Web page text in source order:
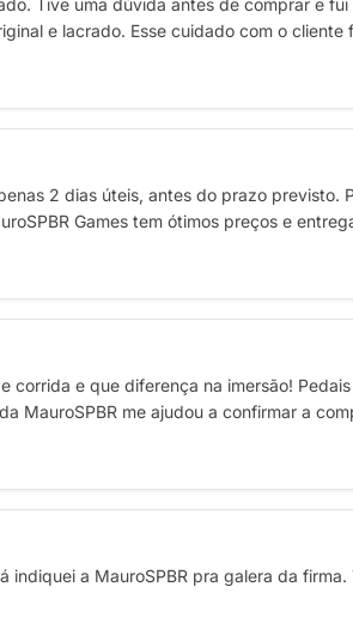
e lacrado. Esse cuidado com o
2 dias úteis, antes do prazo
Games tem ótimos preços e
corrida e que diferença na imersão!
MauroSPBR me ajudou a confirmar a
a MauroSPBR pra galera da firma.